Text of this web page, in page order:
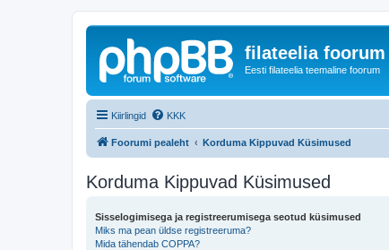
filateelia foorum
Eesti filateelia teemaline foorum
Kiirlingid KKK
Foorumi pealeht Korduma Kippuvad Küsimused
Korduma Kippuvad Küsimused
Sisselogimisega ja registreerumisega seotud küsimused
Miks ma pean üldse registreeruma?
Mida tähendab COPPA?